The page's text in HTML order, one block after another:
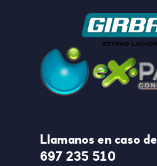
Llamanos en caso
697 235 510